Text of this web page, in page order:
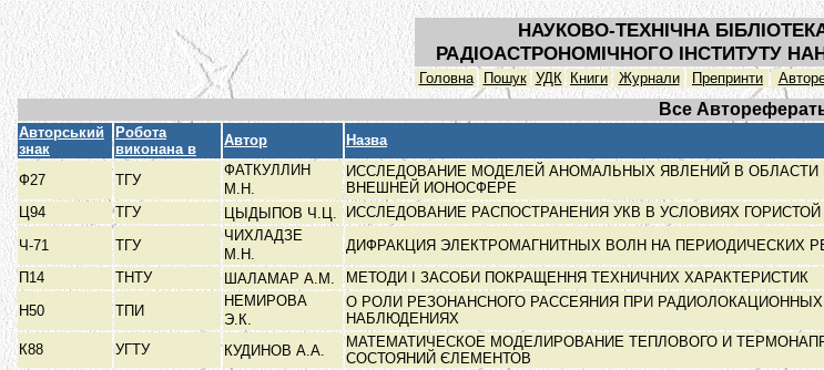
НАУКОВО-ТЕХНІЧНА
РАДІОАСТРОНОМІЧНОГО ІНСТИТУТУ
Головна Пошук УДК Книги Журнали Препринти
Все
Авторський
знак
Робота
виконана в
Автор Назва
Ф27
ТГУ
ФАТКУЛЛИН
М.Н.
ИССЛЕДОВАНИЕ МОДЕЛЕЙ АНОМАЛЬНЫХ ЯВЛЕНИЙ В ОБЛАСТИ
ВНЕШНЕЙ ИОНОСФЕРЕ
Ц94
ТГУ ЦЫДЫПОВ Ч.Ц. ИССЛЕДОВАНИЕ РАСПОСТРАНЕНИЯ УКВ В УСЛОВИЯХ
Ч-71
ТГУ
ЧИХЛАДЗЕ
М.Н.
ДИФРАКЦИЯ ЭЛЕКТРОМАГНИТНЫХ ВОЛН НА ПЕРИОДИЧЕСКИХ
П14
ТНТУ ШАЛАМАР А.М. МЕТОДИ І ЗАСОБИ ПОКРАЩЕННЯ ТЕХНИЧНИХ ХАРАКТЕРИСТИК
Н50
ТПИ
НЕМИРОВА
Э.К.
О РОЛИ РЕЗОНАНСНОГО РАССЕЯНИЯ ПРИ РАДИОЛОКАЦИОННЫХ
НАБЛЮДЕНИЯХ
К88 УГТУ КУДИНОВ А.А.
МАТЕМАТИЧЕСКОЕ МОДЕЛИРОВАНИЕ ТЕПЛОВОГО И
СОСТОЯНИЙ ЄЛЕМЕНТОВ